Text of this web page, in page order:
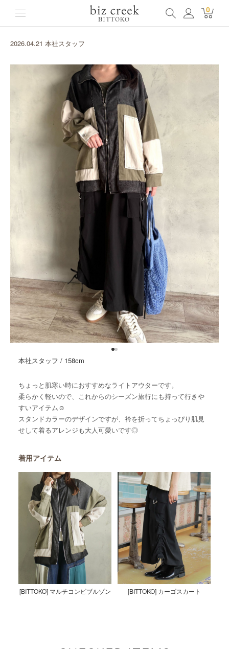
0
2026.04.21 本社スタッフ
本社スタッフ / 158cm
ちょっと肌寒い時におすすめなライトアウターです。
柔らかく軽いので、これからのシーズン旅行にも持って行きや
すいアイテム☺︎
スタンドカラーのデザインですが、衿を折ってちょっぴり肌見
せして着るアレンジも大人可愛いです◎
着用アイテム
[BITTOKO] マルチコンビブルゾン [BITTOKO] カーゴスカート